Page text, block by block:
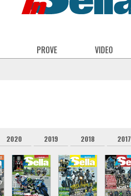
PROVE VIDEO
2020 2019 2018 2017